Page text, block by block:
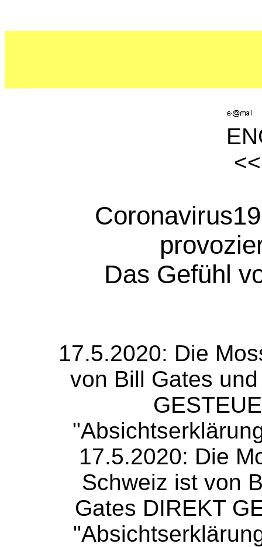
Das Gefühl
17.5.2020: Die
von Bill Gates
17.5.2020: Die
Schweiz ist von
Gates DIREKT